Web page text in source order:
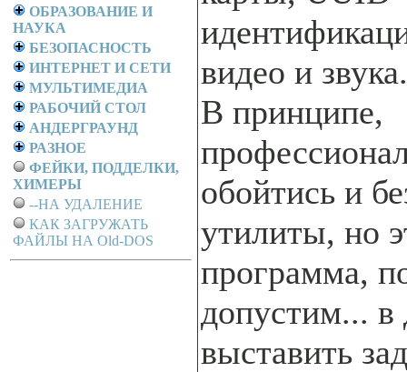
ОБРАЗОВАНИЕ И
НАУКА
БЕЗОПАСНОСТЬ
ИНТЕРНЕТ И СЕТИ
МУЛЬТИМЕДИА
РАБОЧИЙ СТОЛ
АНДЕРГРАУНД
РАЗНОЕ
ФЕЙКИ, ПОДДЕЛКИ,
ХИМЕРЫ
--НА УДАЛЕНИЕ
КАК ЗАГРУЖАТЬ
ФАЙЛЫ НА Old-DOS
видео и
В принципе,
обойтись и
утилиты, но
программа,
допустим... в
выставить